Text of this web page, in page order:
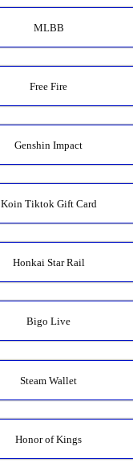
MLBB
Free Fire
Genshin Impact
Koin Tiktok Gift Card
Honkai Star Rail
Bigo Live
Steam Wallet
Honor of Kings